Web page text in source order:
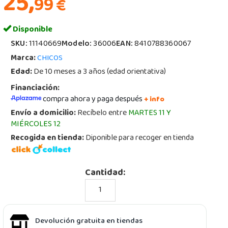
99€
Disponible
SKU:11140669Modelo:36006EAN:8410788360067
Marca:CHICOS
Edad:De 10 meses a 3 años (edad orientativa)
Financiación:
compra ahora y paga después+ info
Envío a domicilio:Recíbelo entreMARTES 11 Y
MIÉRCOLES 12
Recogida en tienda:Diponible para recoger en tienda
Cantidad:
Devolución gratuita en tiendas